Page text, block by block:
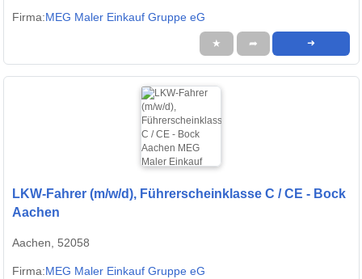
Firma:MEG Maler Einkauf Gruppe eG
★ ➦ ➜
LKW-Fahrer (m/w/d), Führerscheinklasse C / CE - Bock
Aachen
Aachen, 52058
Firma:MEG Maler Einkauf Gruppe eG